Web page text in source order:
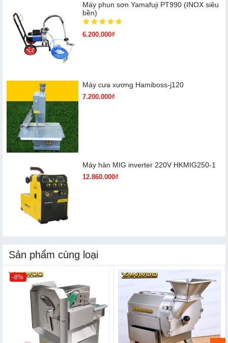
Máy phun sơn Yamafuji PT990 (INOX siêu
bền)
6.200.000₫
Máy cưa xương Hamiboss-j120
7.200.000₫
Máy hàn MIG inverter 220V HKMIG250-1
12.860.000₫
Sản phẩm cùng loại
-8%